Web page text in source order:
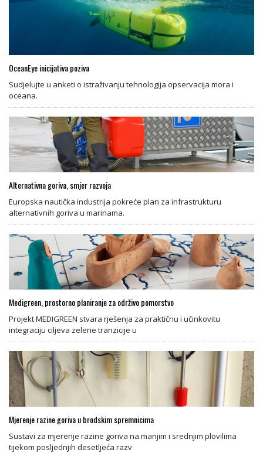
OceanEye inicijativa poziva
Sudjelujte u anketi o istraživanju tehnologija opservacija mora i
oceana.
Alternativna goriva, smjer razvoja
Europska nautička industrija pokreće plan za infrastrukturu
alternativnih goriva u marinama.
Medigreen, prostorno planiranje za održivo pomorstvo
Projekt MEDIGREEN stvara rješenja za praktičnu i učinkovitu
integraciju ciljeva zelene tranzicije u
Mjerenje razine goriva u brodskim spremnicima
Sustavi za mjerenje razine goriva na manjim i srednjim plovilima
tijekom posljednjih desetljeća razv